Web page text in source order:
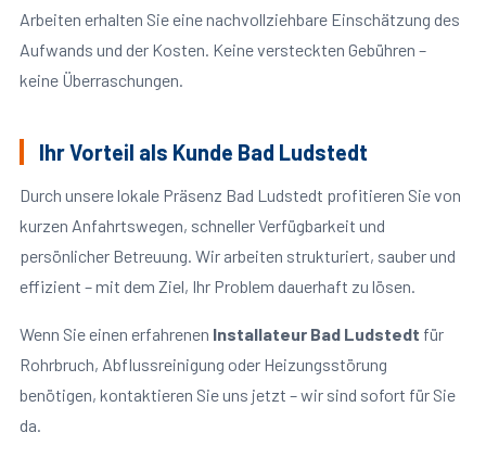
Arbeiten erhalten Sie eine nachvollziehbare Einschätzung des
Aufwands und der Kosten. Keine versteckten Gebühren –
keine Überraschungen.
Ihr Vorteil als Kunde Bad Ludstedt
Durch unsere lokale Präsenz Bad Ludstedt profitieren Sie von
kurzen Anfahrtswegen, schneller Verfügbarkeit und
persönlicher Betreuung. Wir arbeiten strukturiert, sauber und
effizient – mit dem Ziel, Ihr Problem dauerhaft zu lösen.
Wenn Sie einen erfahrenen Installateur Bad Ludstedt für
Rohrbruch, Abflussreinigung oder Heizungsstörung
benötigen, kontaktieren Sie uns jetzt – wir sind sofort für Sie
da.